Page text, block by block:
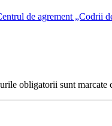
de agrement „Codrii
obligatorii sunt marcate